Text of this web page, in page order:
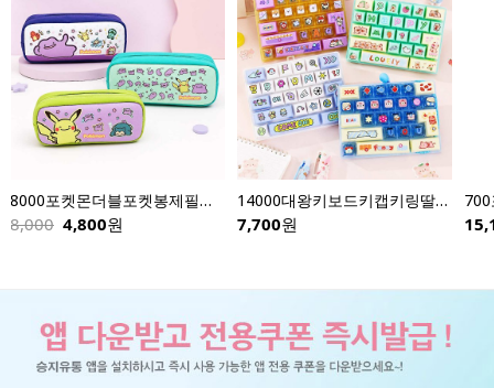
8000포켓몬더블포켓봉제필통-낱개
8,000 4,800원
14000대왕키보드키캡키링딸깍이-낱개(이미지다양)
7,700원